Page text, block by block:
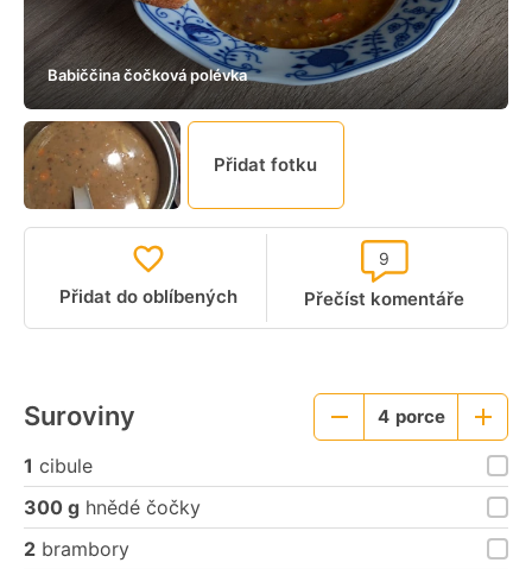
Babiččina čočková polévka
Přidat fotku
Přidat do oblíbených Přečíst komentáře
9
Suroviny
Menší
4 porce
Větší
porce
1 cibule
300 g hnědé čočky
2 brambory